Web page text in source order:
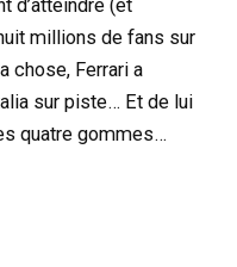
d’atteindre (et
millions de fans sur
chose, Ferrari a
sur piste… Et de lui
quatre gommes…